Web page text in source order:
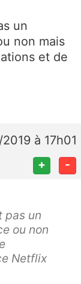
un
non mais
et de
à 17h01
+ -
pas un
ou non
Netflix